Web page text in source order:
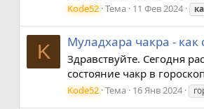
Kode52 Тема 11 Фев 2024
K Муладхара чакра -
Здравствуйте. Сегодня
состояние чакр в
Kode52 Тема 16 Янв 2024